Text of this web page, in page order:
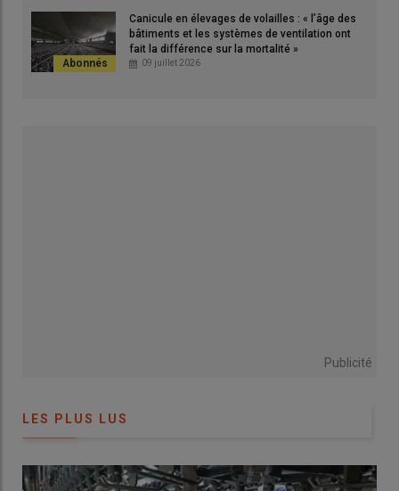
décalant le vide sanitaire», affirme Guillaume Jordan, éleveur
de 12 000 poules bio à Vénérieu, dans l’Isère. Rémi Marion-
Gallois (25 000 poules plein air), basé à Sillans, dans l’Isère,
récent dispose de volières. Je peux évacuer aisément les fientes.
n’est pas aisé de prendre la décision à 40 semaines. C’est
basant sur des critères objectifs comme le taux de mortalité,
l’indice de consommation, la ponte… »
Canicule en élevages de volailles : « l’âge des
bâtiments et les systèmes de ventilation ont
fait la différence sur la mortalité »
09 juillet 2026
Publicité
LES PLUS LUS